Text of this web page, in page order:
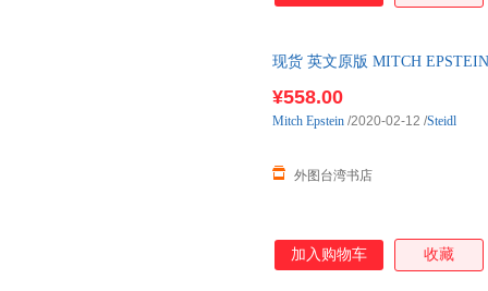
现货 英文原版 MITCH
¥558.00
外图台湾书店
Mitch Epstein /2020-02-12 /Steidl
加入购物车 收藏